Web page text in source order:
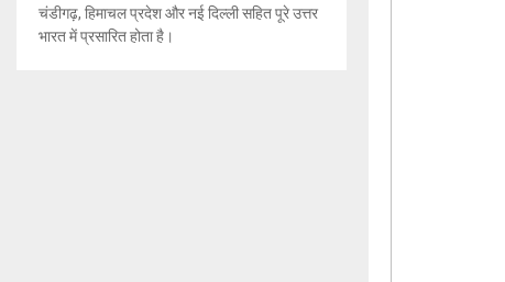
चंडीगढ़, हिमाचल प्रदेश और नई दिल्ली सहित पूरे उत्तर
भारत में प्रसारित होता है।